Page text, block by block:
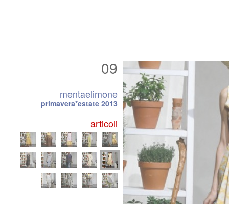
09
mentaelimone
primavera*estate 2013
articoli